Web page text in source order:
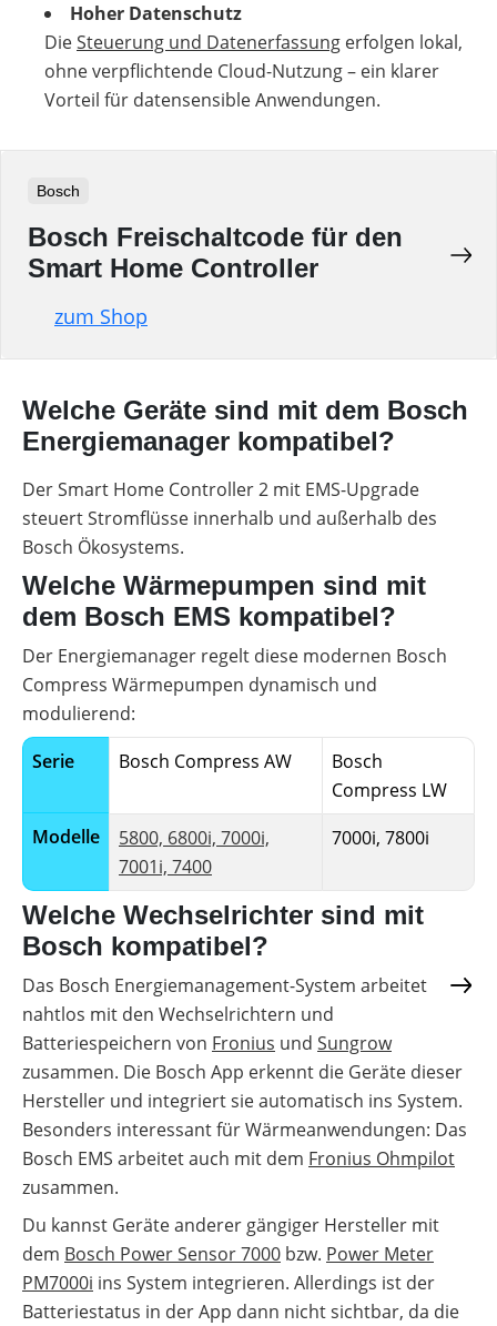
Hoher Datenschutz
DieSteuerung und Datenerfassung erfolgen lokal,
ohne verpflichtende Cloud-Nutzung – ein klarer
Vorteil für datensensible Anwendungen.
Bosch
Bosch Freischaltcode für den
Smart Home Controller
zum Shop
Welche Geräte sind mit dem Bosch
Energiemanager kompatibel?
Der Smart Home Controller 2 mit EMS-Upgrade
steuert Stromflüsse innerhalb und außerhalb des
Bosch Ökosystems.
Welche Wärmepumpen sind mit
dem Bosch EMS kompatibel?
Der Energiemanager regelt diese modernen Bosch
Compress Wärmepumpen dynamisch und
modulierend:
Serie
Bosch Compress AW
Bosch
Compress LW
Modelle
5800, 6800i, 7000i,
7001i, 7400
7000i, 7800i
Welche Wechselrichter sind mit
Bosch kompatibel?
Das Bosch Energiemanagement-System arbeitet
nahtlos mit den Wechselrichtern und
Batteriespeichern von Fronius und Sungrow
zusammen. Die Bosch App erkennt die Geräte dieser
Hersteller und integriert sie automatisch ins System.
Besonders interessant für Wärmeanwendungen: Das
Bosch EMS arbeitet auch mit dem Fronius Ohmpilot
zusammen.
Du kannst Geräte anderer gängiger Hersteller mit
dem Bosch Power Sensor 7000 bzw. Power Meter
PM7000i ins System integrieren. Allerdings ist der
Batteriestatus in der App dann nicht sichtbar, da die